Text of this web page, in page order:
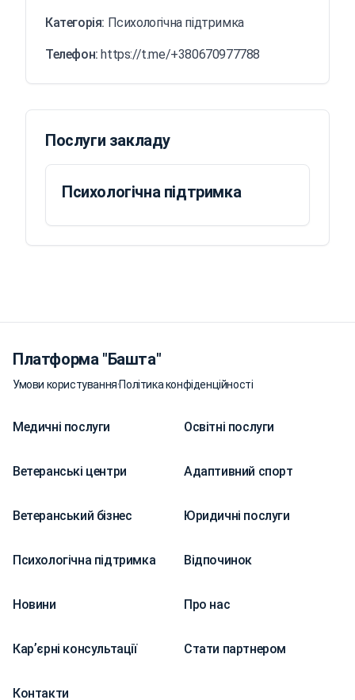
Категорія: Психологічна підтримка
Телефон:https://t.me/+380670977788
Послуги закладу
Психологічна підтримка
Платформа "Башта"
Умови користування·Політика конфіденційності
Медичні послуги Освітні послуги
Ветеранські центри Адаптивний спорт
Ветеранський бізнес Юридичні послуги
Психологічна підтримка Відпочинок
Новини Про нас
Карʼєрні консультації Стати партнером
Контакти